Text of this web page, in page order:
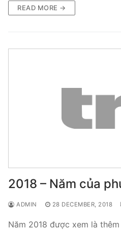
READ MORE →
2018 – Năm của
ADMIN 28 DECEMBER, 2018
Năm 2018 được xem là